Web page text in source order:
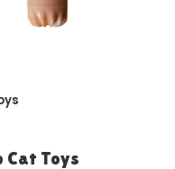
Cat Toys